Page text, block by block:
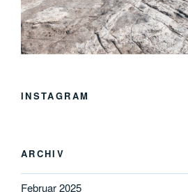
INSTAGRAM
ARCHIV
Februar 2025